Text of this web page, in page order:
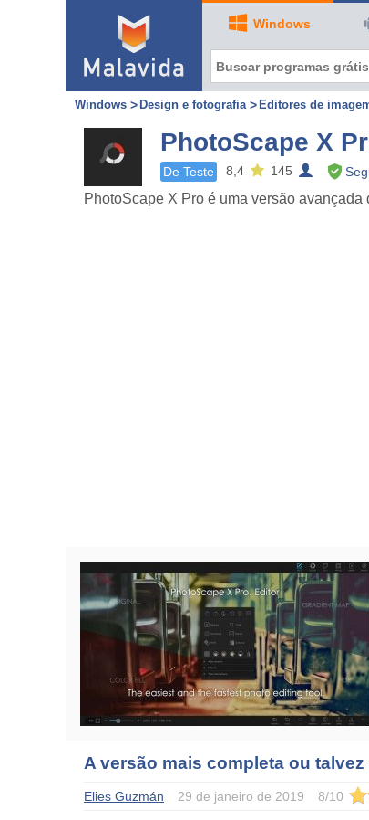
Windows
Windows Design e fotografia Editores de
PhotoScape X
De Teste 8,4 145
PhotoScape X Pro é uma versão
A versão mais completa ou
Elies Guzmán 29 de janeiro de 2019 8/10